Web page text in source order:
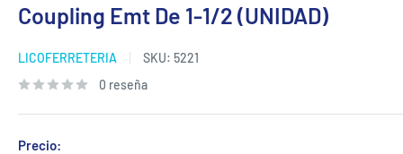
Coupling Emt De 1-1/2 (UNIDAD)
LICOFERRETERIA SKU: 5221
0 reseña
Precio: